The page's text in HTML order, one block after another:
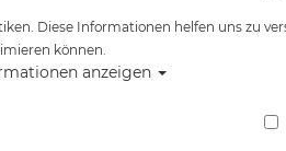
THERMOFLEXX+ Unterzieher -
Unterzieher -
Diese Informationen helfen uns zu
können.
anzeigen